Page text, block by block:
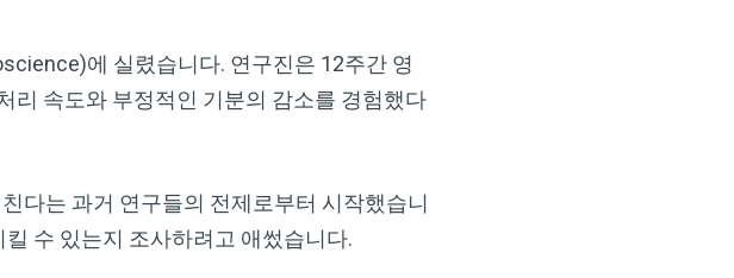
에 실렸습니다. 연구진은 12주간 영
리 속도와 부정적인 기분의 감소를 경험했다
다는 과거 연구들의 전제로부터 시작했습니
수 있는지 조사하려고 애썼습니다.
스레터를 무
요